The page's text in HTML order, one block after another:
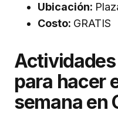
Ubicación:
Costo: GRATIS
para hacer
semana en